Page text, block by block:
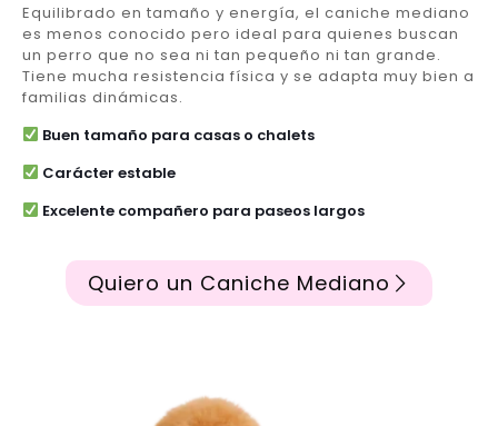
Equilibrado en tamaño y energía, el caniche mediano
es menos conocido pero ideal para quienes buscan
un perro que no sea ni tan pequeño ni tan grande.
Tiene mucha resistencia física y se adapta muy bien a
familias dinámicas.
Buen tamaño para casas o chalets
Carácter estable
Excelente compañero para paseos largos
Quiero un Caniche Mediano